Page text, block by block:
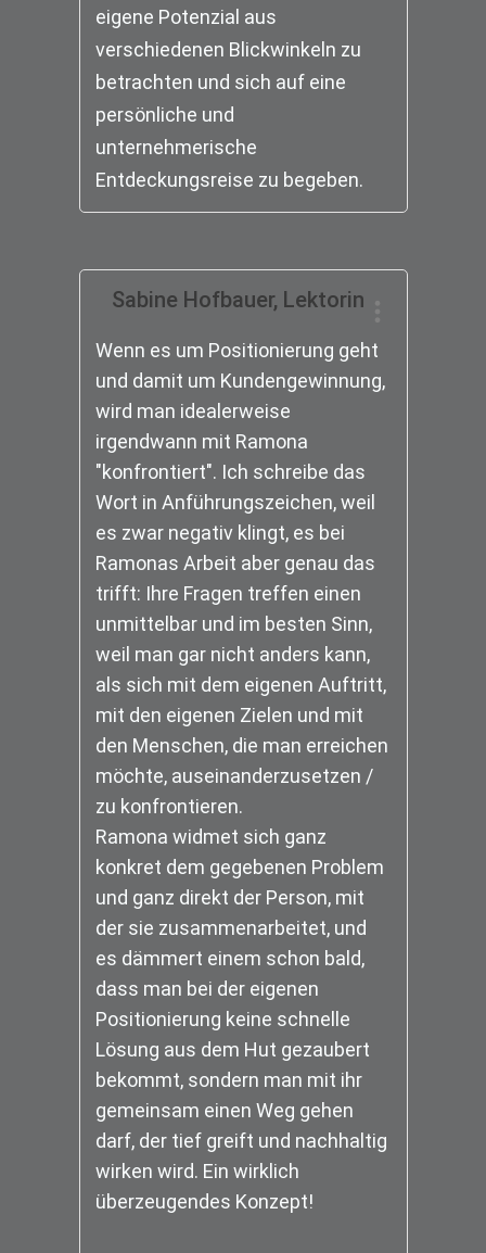
eigene Potenzial aus
verschiedenen Blickwinkeln zu
betrachten und sich auf eine
persönliche und
unternehmerische
Entdeckungsreise zu begeben.
Sabine Hofbauer, Lektorin
Wenn es um Positionierung geht
und damit um Kundengewinnung,
wird man idealerweise
irgendwann mit Ramona
"konfrontiert". Ich schreibe das
Wort in Anführungszeichen, weil
es zwar negativ klingt, es bei
Ramonas Arbeit aber genau das
trifft: Ihre Fragen treffen einen
unmittelbar und im besten Sinn,
weil man gar nicht anders kann,
als sich mit dem eigenen Auftritt,
mit den eigenen Zielen und mit
den Menschen, die man erreichen
möchte, auseinanderzusetzen /
zu konfrontieren.
Ramona widmet sich ganz
konkret dem gegebenen Problem
und ganz direkt der Person, mit
der sie zusammenarbeitet, und
es dämmert einem schon bald,
dass man bei der eigenen
Positionierung keine schnelle
Lösung aus dem Hut gezaubert
bekommt, sondern man mit ihr
gemeinsam einen Weg gehen
darf, der tief greift und nachhaltig
wirken wird. Ein wirklich
überzeugendes Konzept!